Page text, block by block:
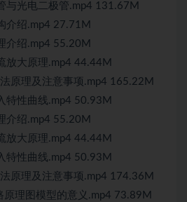
与光电二极管.mp4 131.67M
介绍.mp4 27.71M
介绍.mp4 55.20M
放大原理.mp4 44.44M
原理及注意事项.mp4 165.22M
特性曲线.mp4 50.93M
介绍.mp4 55.20M
放大原理.mp4 44.44M
特性曲线.mp4 50.93M
原理及注意事项.mp4 174.36M
理图模型的意义.mp4 73.89M